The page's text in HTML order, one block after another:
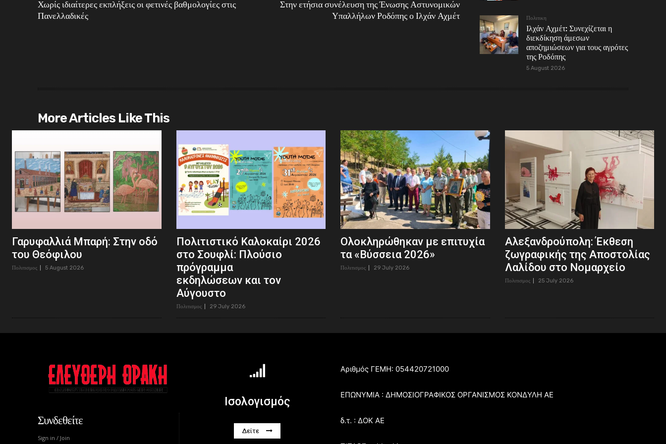
Χωρίς ιδιαίτερες εκπλήξεις οι φετινές βαθμολογίες στις
Πανελλαδικές
Στην ετήσια συνέλευση της Ένωσης Αστυνομικών
Υπαλλήλων Ροδόπης ο Ιλχάν Αχμέτ
Πολιτικη
Ιλχάν Αχμέτ: Συνεχίζεται η
διεκδίκηση άμεσων
αποζημιώσεων για τους αγρότες
της Ροδόπης
5 August 2026
More Articles Like This
Γαρυφαλλιά Μπαρή: Στην οδό
του Θεόφιλου
Πολιτισμος 5 August 2026
Πολιτιστικό Καλοκαίρι 2026
στο Σουφλί: Πλούσιο
πρόγραμμα
εκδηλώσεων και τον
Αύγουστο
Πολιτισμος 29 July 2026
Ολοκληρώθηκαν με επιτυχία
τα «Βύσσεια 2026»
Πολιτισμος 29 July 2026
Αλεξανδρούπολη: Έκθεση
ζωγραφικής της Αποστολίας
Λαλίδου στο Νομαρχείο
Πολιτισμος 25 July 2026
Συνδεθείτε
Sign in / Join
Ισολογισμός
Δείτε
Αριθμός ΓΕΜΗ: 054420721000
ΕΠΩΝΥΜΙΑ : ΔΗΜΟΣΙΟΓΡΑΦΙΚΟΣ ΟΡΓΑΝΙΣΜΟΣ ΚΟΝΔΥΛΗ ΑΕ
δ.τ. : ΔΟΚ ΑΕ